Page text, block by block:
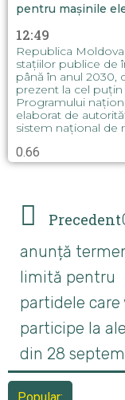
pentru mașinile
12:49
Republica
stațiilor publice de
până în anul 2030,
prezent la cel
Programului
elaborat de
sistem național de
Precedent
anunță
limită pentru
partidele care
participe la
din 28